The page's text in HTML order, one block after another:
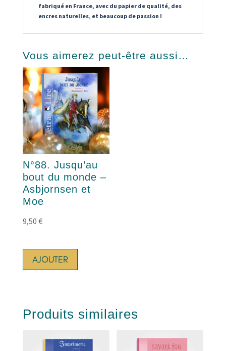
fabriqué en France, avec du papier de qualité, des
encres naturelles, et beaucoup de passion !
Vous aimerez peut-être aussi…
N°88. Jusqu’au
bout du monde –
Asbjornsen et
Moe
9,50 €
AJOUTER
Produits similaires